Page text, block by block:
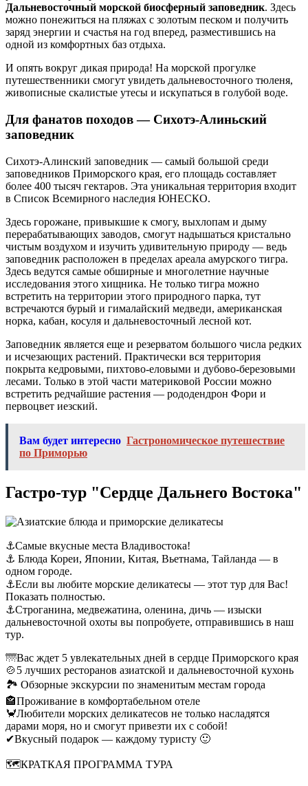
Дальневосточный морской биосферный заповедник. Здесь
можно понежиться на пляжах с золотым песком и получить
заряд энергии и счастья на год вперед, разместившись на
одной из комфортных баз отдыха.
И опять вокруг дикая природа! На морской прогулке
путешественники смогут увидеть дальневосточного тюленя,
живописные скалистые утесы и искупаться в голубой воде.
Для фанатов походов — Сихотэ-Алиньский
заповедник
Сихотэ-Алинский заповедник — самый большой среди
заповедников Приморского края, его площадь составляет
более 400 тысяч гектаров. Эта уникальная территория входит
в Список Всемирного наследия ЮНЕСКО.
Здесь горожане, привыкшие к смогу, выхлопам и дыму
перерабатывающих заводов, смогут надышаться кристально
чистым воздухом и изучить удивительную природу — ведь
заповедник расположен в пределах ареала амурского тигра.
Здесь ведутся самые обширные и многолетние научные
исследования этого хищника. Не только тигра можно
встретить на территории этого природного парка, тут
встречаются бурый и гималайский медведи, американская
норка, кабан, косуля и дальневосточный лесной кот.
Заповедник является еще и резерватом большого числа редких
и исчезающих растений. Практически вся территория
покрыта кедровыми, пихтово-еловыми и дубово-березовыми
лесами. Только в этой части материковой России можно
встретить редчайшие растения — рододендрон Фори и
первоцвет иезский.
Вам будет интересно Гастрономическое путешествие
по Приморью
Гастро-тур "Сердце Дальнего Востока"
⚓Самые вкусные места Владивостока!
⚓ Блюда Кореи, Японии, Китая, Вьетнама, Тайланда — в
одном городе.
⚓Если вы любите морские деликатесы — этот тур для Вас!
Показать полностью.
⚓Строганина, медвежатина, оленина, дичь — изыски
дальневосточной охоты вы попробуете, отправившись в наш
тур.
🌁Вас ждет 5 увлекательных дней в сердце Приморского края
🍲5 лучших ресторанов азиатской и дальневосточной кухонь
🏞 Обзорные экскурсии по знаменитым местам города
🏤Проживание в комфортабельном отеле
🦀Любители морских деликатесов не только насладятся
дарами моря, но и смогут привезти их с собой!
✔Вкусный подарок — каждому туристу 🙂
🗺КРАТКАЯ ПРОГРАММА ТУРА